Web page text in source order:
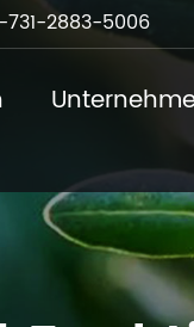
2883-5006